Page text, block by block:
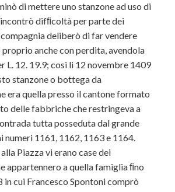
di mettere uno stanzone ad uso di
incontrò difﬁcoltà per parte dei
deliberò di far vendere
anche con perdita, avendola
L. 12. 19.9; cosi li 12 novembre 1409
stanzone o bottega da
era quella presso il cantone formato
delle fabbriche che restringeva a
tutta posseduta dal grande
numeri 1161, 1162, 1163 e 1164.
Piazza vi erano case dei
appartennero a quella famiglia ﬁno
in cui Francesco Spontoni comprò